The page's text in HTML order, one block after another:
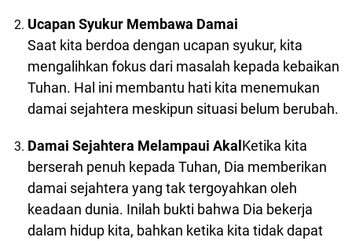
Ucapan Syukur Membawa Damai
Saat kita berdoa dengan ucapan syukur, kita
mengalihkan fokus dari masalah kepada kebaikan
Tuhan. Hal ini membantu hati kita menemukan
damai sejahtera meskipun situasi belum berubah.
Damai Sejahtera Melampaui AkalKetika kita
berserah penuh kepada Tuhan, Dia memberikan
damai sejahtera yang tak tergoyahkan oleh
keadaan dunia. Inilah bukti bahwa Dia bekerja
dalam hidup kita, bahkan ketika kita tidak dapat